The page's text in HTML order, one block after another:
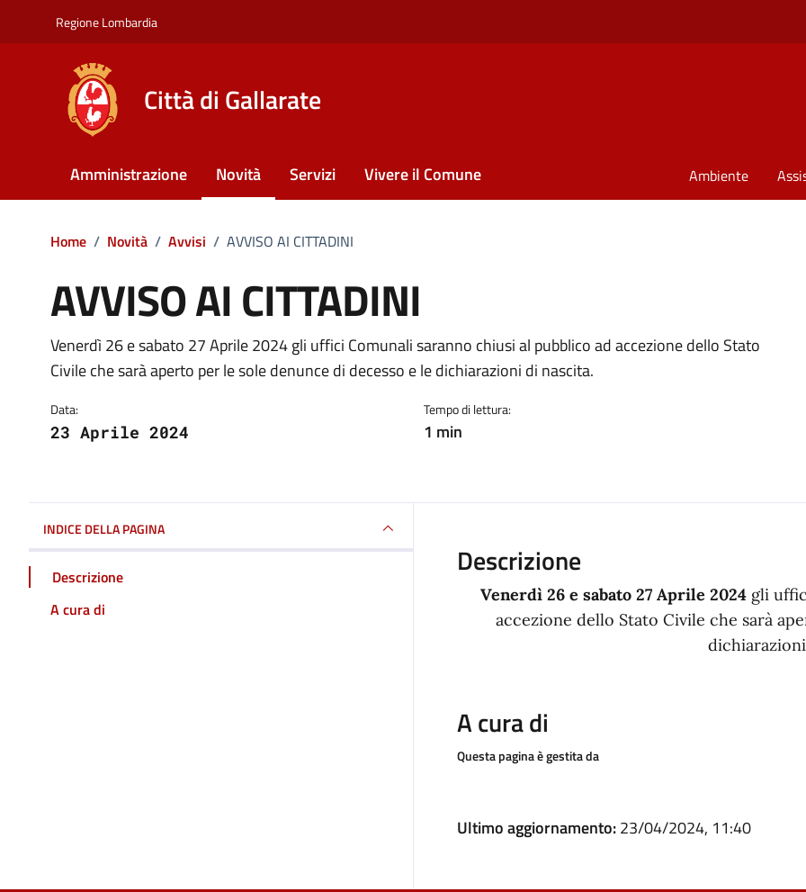
Regione Lombardia
Città di Gallarate
Amministrazione Novità Servizi Vivere il Comune Ambiente
Home / Novità / Avvisi / AVVISO AI CITTADINI
AVVISO AI CITTADINI
Dettagli della notizia
Venerdì 26 e sabato 27 Aprile 2024 gli uffici Comunali saranno chiusi al pubblico ad accezione dello Stato
Civile che sarà aperto per le sole denunce di decesso e le dichiarazioni di nascita.
Data:
23 Aprile 2024
Tempo di lettura:
1 min
INDICE DELLA PAGINA
Descrizione
A cura di
Descrizione
Venerdì 26 e sabato 27 Aprile 2024gli
accezione dello Stato Civile che sarà
A cura di
Questa pagina è gestita da
Ultimo aggiornamento:23/04/2024, 11:40